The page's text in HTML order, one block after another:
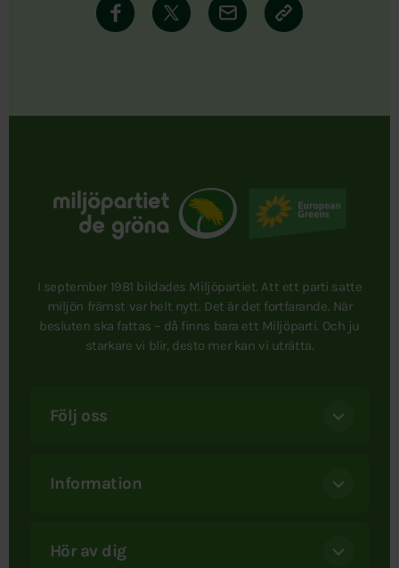
I september 1981 bildades Miljöpartiet. Att ett parti satte
miljön främst var helt nytt. Det är det fortfarande. När
besluten ska fattas – då finns bara ett Miljöparti. Och ju
starkare vi blir, desto mer kan vi uträtta.
Följ oss
Information
Hör av dig